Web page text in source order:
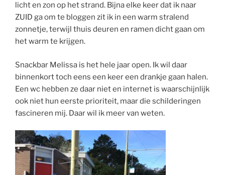
licht en zon op het strand. Bijna elke keer dat ik naar
ZUID ga om te bloggen zit ik in een warm stralend
zonnetje, terwijl thuis deuren en ramen dicht gaan om
het warm te krijgen.
Snackbar Melissa is het hele jaar open. Ik wil daar
binnenkort toch eens een keer een drankje gaan halen.
Een wc hebben ze daar niet en internet is waarschijnlijk
ook niet hun eerste prioriteit, maar die schilderingen
fascineren mij. Daar wil ik meer van weten.